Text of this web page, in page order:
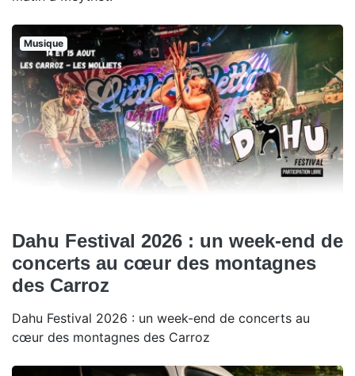
Musique
Dahu Festival 2026 : un week-end de
concerts au cœur des montagnes
des Carroz
Dahu Festival 2026 : un week-end de concerts au
cœur des montagnes des Carroz